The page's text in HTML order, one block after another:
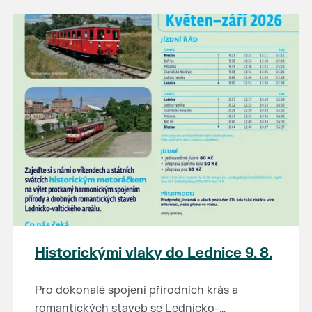
Prodejce prosíme tradičně o příchod 30
minut před začátkem, aby si vše na
prodejních místech stihli přichystat. Pokud
plánujete přijít a chcete rezervovat prodejní
místo, potvrďte prosím účast přes email
petr.vlasak@breclav.eu nebo zde v události,
ať víme, s kolika lidmi máme počítat. Počet
prodejních míst je omezen.
Těšíme se jako vždy!
Historickými vlaky do Lednice 9. 8.
Pro dokonalé spojení přírodních krás a
romantických staveb se Lednicko-